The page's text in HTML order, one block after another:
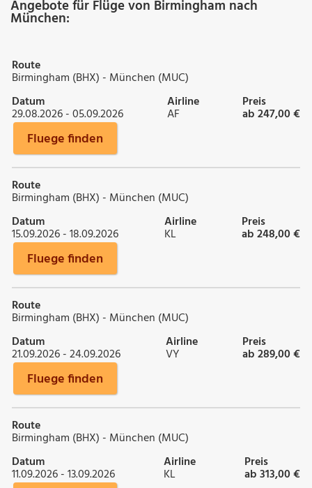
Angebote für Flüge von Birmingham nach
München:
Route
Birmingham (BHX) - München (MUC)
Datum
29.08.2026 - 05.09.2026
Airline
AF
Preis
ab 247,00 €
Fluege finden
Route
Birmingham (BHX) - München (MUC)
Datum
15.09.2026 - 18.09.2026
Airline
KL
Preis
ab 248,00 €
Fluege finden
Route
Birmingham (BHX) - München (MUC)
Datum
21.09.2026 - 24.09.2026
Airline
VY
Preis
ab 289,00 €
Fluege finden
Route
Birmingham (BHX) - München (MUC)
Datum
11.09.2026 - 13.09.2026
Airline
KL
Preis
ab 313,00 €